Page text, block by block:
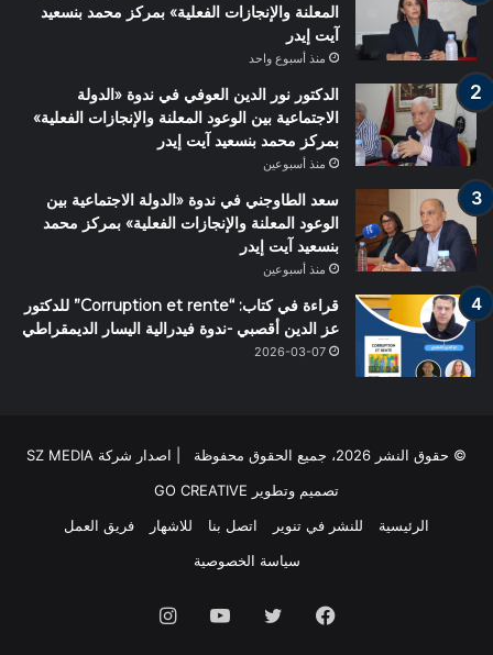
المعلنة والإنجازات الفعلية» بمركز محمد بنسعيد
آيت إيدر
منذ أسبوع واحد
الدكتور نور الدين العوفي في ندوة «الدولة
الاجتماعية بين الوعود المعلنة والإنجازات الفعلية»
بمركز محمد بنسعيد آيت إيدر
منذ أسبوعين
سعد الطاوجني في ندوة «الدولة الاجتماعية بين
الوعود المعلنة والإنجازات الفعلية» بمركز محمد
بنسعيد آيت إيدر
منذ أسبوعين
قراءة في كتاب: “Corruption et rente” للدكتور
عز الدين أقصبي -ندوة فيدرالية اليسار الديمقراطي
2026-03-07
© حقوق النشر 2026، جميع الحقوق محفوظة | اصدار شركة SZ MEDIA
تصميم وتطوير GO CREATIVE
الرئيسية
للنشر في تنوير اتصل بنا للاشهار
فريق العمل
سياسة الخصوصية
فيسبوك تويتر يوتيوب